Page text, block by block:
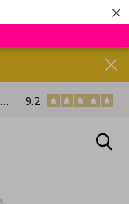
×
Gratis
9.2